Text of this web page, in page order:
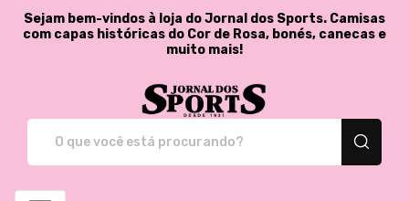
Sejam bem-vindos à loja do Jornal dos Sports. Camisas
com capas históricas do Cor de Rosa, bonés, canecas e
muito mais!